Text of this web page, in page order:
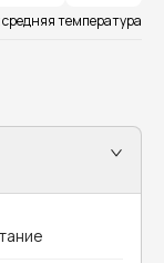
температура